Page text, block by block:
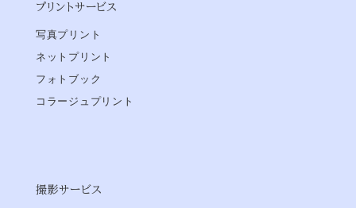
プリントサービス
写真プリント
ネットプリント
フォトブック
コラージュプリント
撮影サービス